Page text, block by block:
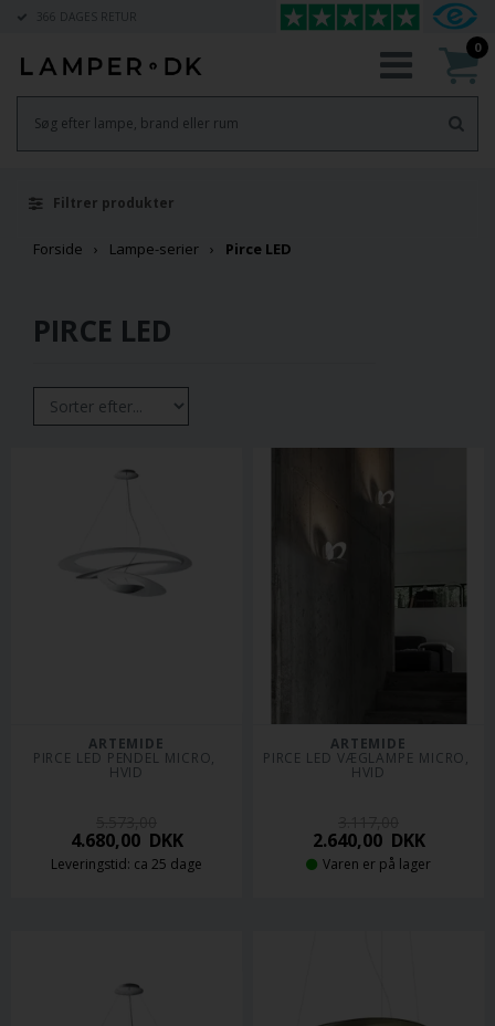
366 DAGES RETUR
0
Filtrer produkter
Forside Lampe-serier Pirce LED
PIRCE LED
ARTEMIDE
PIRCE LED PENDEL MICRO,
HVID
4.680,00DKK
Leveringstid: ca 25 dage
ARTEMIDE
PIRCE LED VÆGLAMPE MICRO,
HVID
2.640,00DKK
Varen er på lager